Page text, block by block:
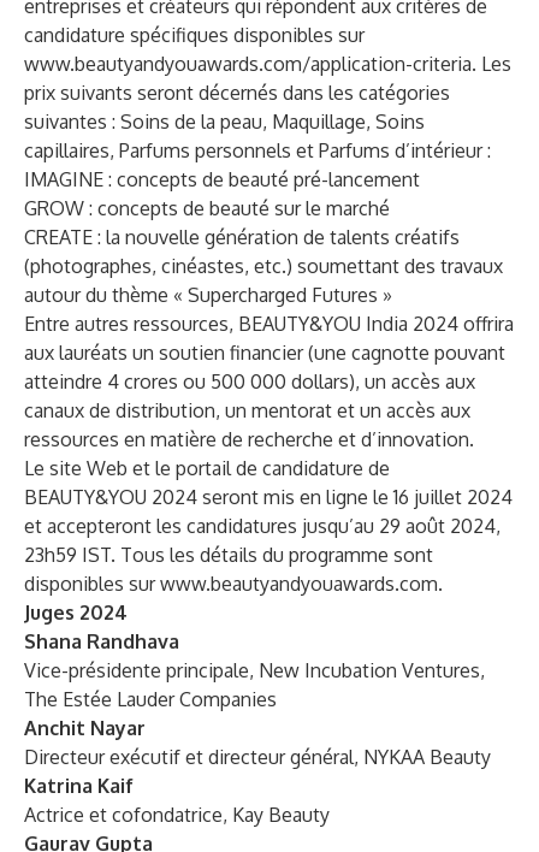
entreprises et créateurs qui répondent aux critères de
candidature spécifiques disponibles sur
www.beautyandyouawards.com/application-criteria. Les
prix suivants seront décernés dans les catégories
suivantes : Soins de la peau, Maquillage, Soins
capillaires, Parfums personnels et Parfums d’intérieur :
IMAGINE : concepts de beauté pré-lancement
GROW : concepts de beauté sur le marché
CREATE : la nouvelle génération de talents créatifs
(photographes, cinéastes, etc.) soumettant des travaux
autour du thème « Supercharged Futures »
Entre autres ressources, BEAUTY&YOU India 2024 offrira
aux lauréats un soutien financier (une cagnotte pouvant
atteindre 4 crores ou 500 000 dollars), un accès aux
canaux de distribution, un mentorat et un accès aux
ressources en matière de recherche et d’innovation.
Le site Web et le portail de candidature de
BEAUTY&YOU 2024 seront mis en ligne le 16 juillet 2024
et accepteront les candidatures jusqu’au 29 août 2024,
23h59 IST. Tous les détails du programme sont
disponibles surwww.beautyandyouawards.com.
Juges 2024
Shana Randhava
Vice-présidente principale, New Incubation Ventures,
The Estée Lauder Companies
Anchit Nayar
Directeur exécutif et directeur général, NYKAA Beauty
Katrina Kaif
Actrice et cofondatrice, Kay Beauty
Gaurav Gupta